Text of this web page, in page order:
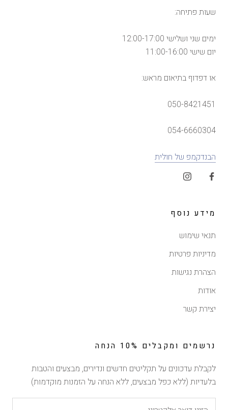
שעות פתיחה:
ימים שני ושלישי 12:00-17:00
יום שישי 11:00-16:00
או דפדוף בתיאום מראש:
050-8421451
054-6660304
הבנדקמפ של חולית
מידע נוסף
תנאי שימוש
מדיניות פרטיות
הצהרת נגישות
אודות
יצירת קשר
נרשמים ומקבלים 10% הנחה
לקבלת עדכונים על תקליטים חדשים ונדירים, מבצעים והטבות
בלעדיות (ללא כפל מבצעים, ללא הנחה על הזמנות מוקדמות)